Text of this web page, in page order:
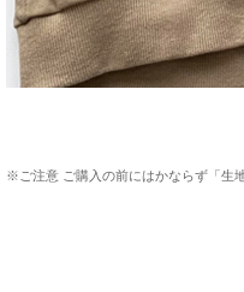
※ご注意 ご購入の前にはかならず「生